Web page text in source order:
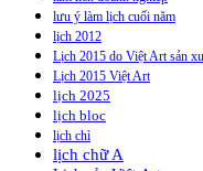
lưu ý làm lịch cuối năm
lịch 2012
Lịch 2015 do Việt Art sản
Lịch 2015 Việt Art
lịch 2025
lịch bloc
lịch chì
lịch chữ A